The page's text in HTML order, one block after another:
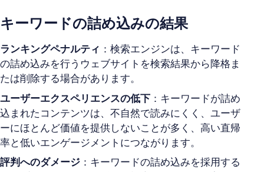
キーワードの詰め込みの結果
ランキングペナルティ ：検索エンジンは、キーワード
の詰め込みを行うウェブサイトを検索結果から降格ま
たは削除する場合があります。
ユーザーエクスペリエンスの低下 ：キーワードが詰め
込まれたコンテンツは、不自然で読みにくく、ユーザ
ーにほとんど価値を提供しないことが多く、高い直帰
率と低いエンゲージメントにつながります。
評判へのダメージ ：キーワードの詰め込みを採用する